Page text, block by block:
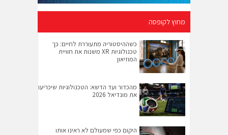
מחוץ לקופסה
כשההיסטוריה מתעוררת לחיים: כך
טכנולוגיות XR משנות את חוויית
המוזיאון
מהכדור ועד הדשא: הטכנולוגיות שיכריעו
את מונדיאל 2026
היקום כפי שמעולם לא ראינו אותו